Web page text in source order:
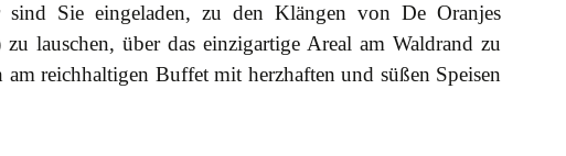
Sie eingeladen, zu den Klängen von De Oranjes
lauschen, über das einzigartige Areal am Waldrand zu
am reichhaltigen Buffet mit herzhaften und süßen Speisen